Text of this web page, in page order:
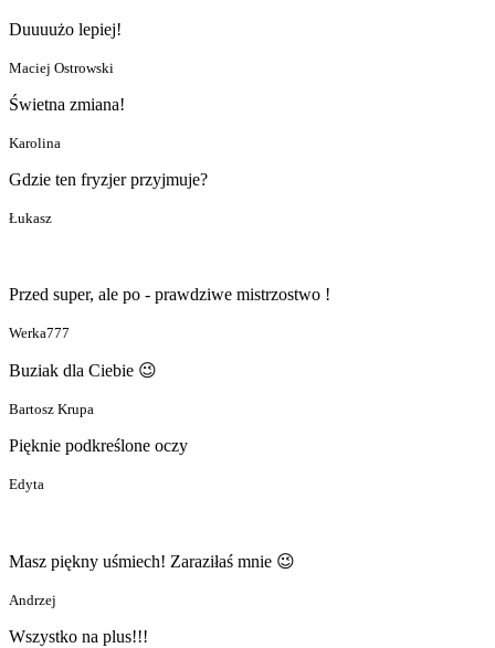
Duuuużo lepiej!
Maciej Ostrowski
Świetna zmiana!
Karolina
Gdzie ten fryzjer przyjmuje?
Łukasz
Przed super, ale po - prawdziwe mistrzostwo !
Werka777
Buziak dla Ciebie 😉
Bartosz Krupa
Pięknie podkreślone oczy
Edyta
Masz piękny uśmiech! Zaraziłaś mnie 😉
Andrzej
Wszystko na plus!!!